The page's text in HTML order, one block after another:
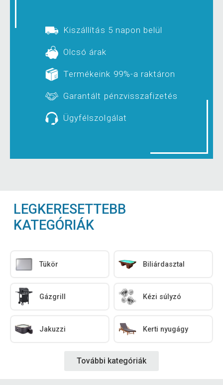
Kiszállítás 5 napon belül
Olcsó árak
Termékeink 99%-a raktáron
Garantált pénzvisszafizetés
Ügyfélszolgálat
LEGKERESETTEBB
KATEGÓRIÁK
Tükör Biliárdasztal
Gázgrill Kézi súlyzó
Jakuzzi Kerti nyugágy
További kategóriák